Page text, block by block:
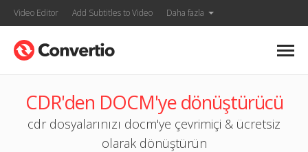
Video Editor Add Subtitles to Video Daha fazla
CDR'den DOCM'ye dönüştürücü
cdr dosyalarınızı docm'ye çevrimiçi & ücretsiz
olarak dönüştürün